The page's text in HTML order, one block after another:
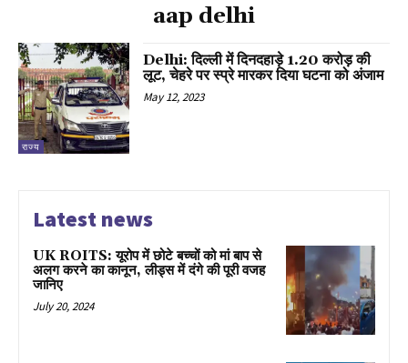
aap delhi
राज्य
Delhi: दिल्ली में दिनदहाड़े 1.20 करोड़ की
लूट, चेहरे पर स्प्रे मारकर दिया घटना को अंजाम
May 12, 2023
Latest news
UK ROITS: यूरोप में छोटे बच्चों को मां बाप से
अलग करने का कानून, लीड्स में दंगे की पूरी वजह
जानिए
July 20, 2024